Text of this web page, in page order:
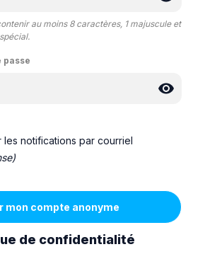
au moins 8 caractères, 1 majuscule et
passe
notifications par courriel
de confidentialité